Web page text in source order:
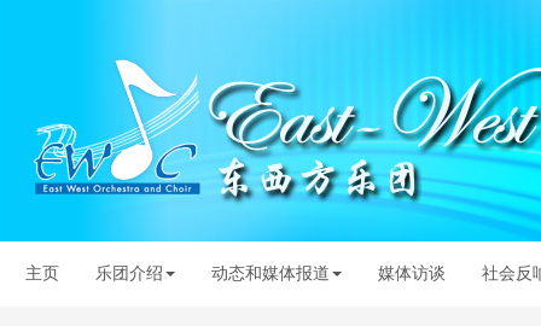
主页 乐团介绍 动态和媒体报道 媒体访谈 社会反